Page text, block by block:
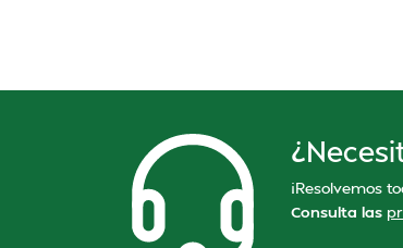
¡Resolvemos
Consulta las